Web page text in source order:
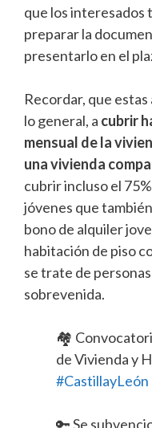
que los interesados
preparar la
presentarlo en el
Recordar, que
lo general, a cubrir
mensual de la
una vivienda
cubrir incluso el
jóvenes que
bono de alquiler
habitación de piso
se trate de
sobrevenida.
🏘️
de Vivienda y
#CastillayLeón
🔑 Se